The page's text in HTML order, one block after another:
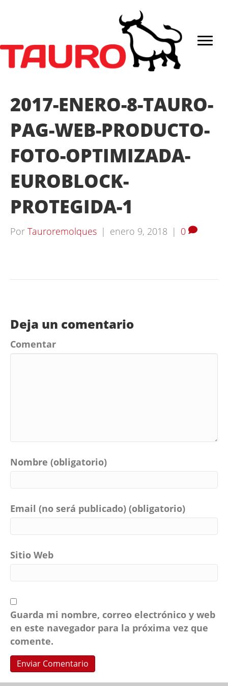
2017-ENERO-8-TAURO-
PAG-WEB-PRODUCTO-
FOTO-OPTIMIZADA-
EUROBLOCK-
PROTEGIDA-1
Por Tauroremolques | enero 9, 2018 | 0
Deja un comentario
Comentar
Nombre (obligatorio)
Email (no será publicado) (obligatorio)
Sitio Web
Guarda mi nombre, correo electrónico y web
en este navegador para la próxima vez que
comente.